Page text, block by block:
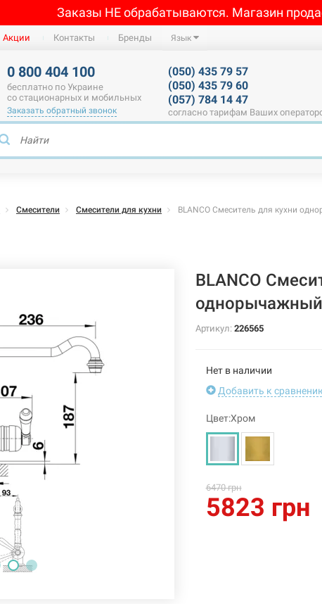
Заказы НЕ обрабатываются. Магазин
Акции Контакты Бренды Язык
0 800 404 100
бесплатно по Украине
со стационарных и мобильных
Заказать обратный звонок
(050) 435 79 57
(050) 435 79 60
(057) 784 14 47
согласно тарифам Ваших
Смесители Смесители для кухни BLANCO Смеситель для кухни
BLANCO
однорычажный
Артикул: 226565
Нет в наличии
Добавить к
Цвет:Хром
6470 грн
5823 грн